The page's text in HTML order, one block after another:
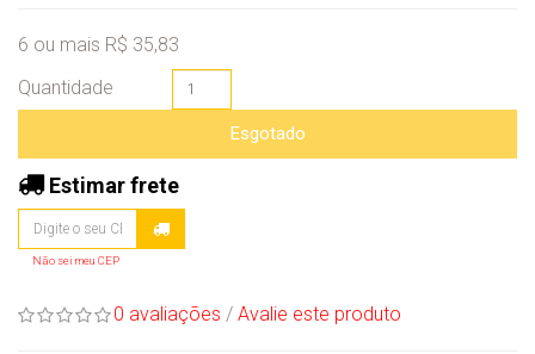
6 ou mais R$ 35,83
Quantidade
Esgotado
Estimar frete
Não sei meu CEP
0 avaliações / Avalie este produto